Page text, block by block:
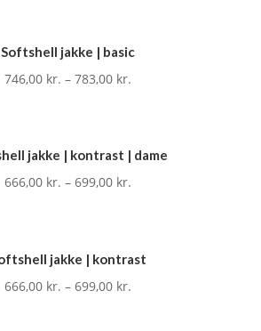
Softshell jakke | basic
746,00 kr. –783,00 kr.
jakke | kontrast | dame
666,00 kr. –699,00 kr.
jakke | kontrast
666,00 kr. –699,00 kr.